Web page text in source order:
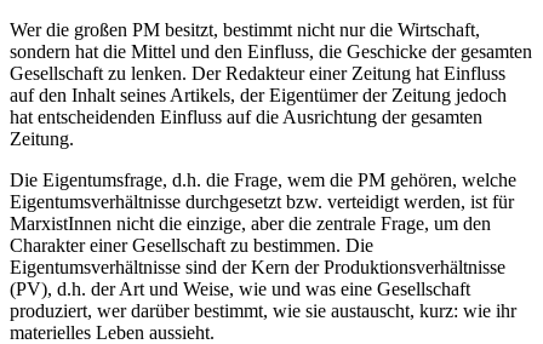
Wer die großen PM besitzt, bestimmt nicht nur die Wirtschaft,
sondern hat die Mittel und den Einfluss, die Geschicke der gesamten
Gesellschaft zu lenken. Der Redakteur einer Zeitung hat Einfluss
auf den Inhalt seines Artikels, der Eigentümer der Zeitung jedoch
hat entscheidenden Einfluss auf die Ausrichtung der gesamten
Zeitung.
Die Eigentumsfrage, d.h. die Frage, wem die PM gehören, welche
Eigentumsverhältnisse durchgesetzt bzw. verteidigt werden, ist für
MarxistInnen nicht die einzige, aber die zentrale Frage, um den
Charakter einer Gesellschaft zu bestimmen. Die
Eigentumsverhältnisse sind der Kern der Produktionsverhältnisse
(PV), d.h. der Art und Weise, wie und was eine Gesellschaft
produziert, wer darüber bestimmt, wie sie austauscht, kurz: wie ihr
materielles Leben aussieht.